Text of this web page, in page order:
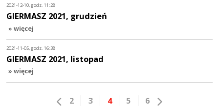
2021-12-10, godz. 11:28
GIERMASZ 2021, grudzień
» więcej
2021-11-05, godz. 16:38
GIERMASZ 2021, listopad
» więcej
2 3 4 5 6